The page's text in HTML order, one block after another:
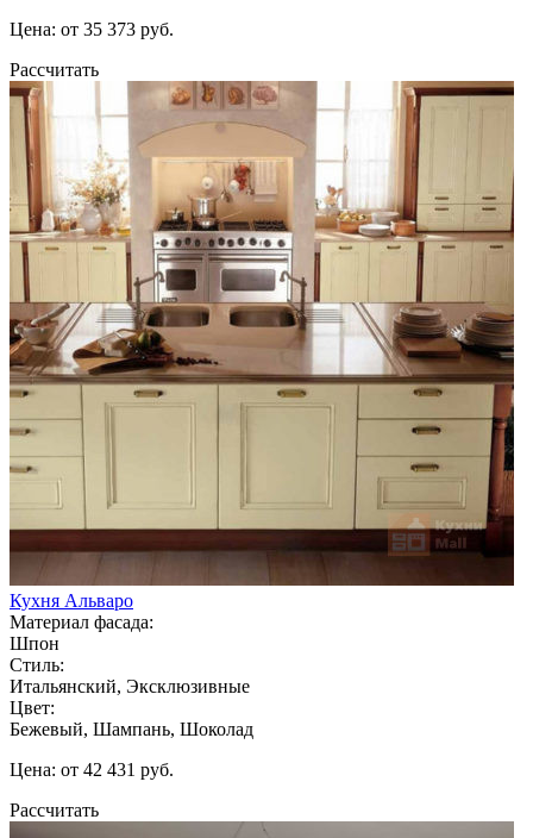
Цена: от 35 373 руб.
Рассчитать
Кухня Альваро
Материал фасада:
Шпон
Стиль:
Итальянский, Эксклюзивные
Цвет:
Бежевый, Шампань, Шоколад
Цена: от 42 431 руб.
Рассчитать